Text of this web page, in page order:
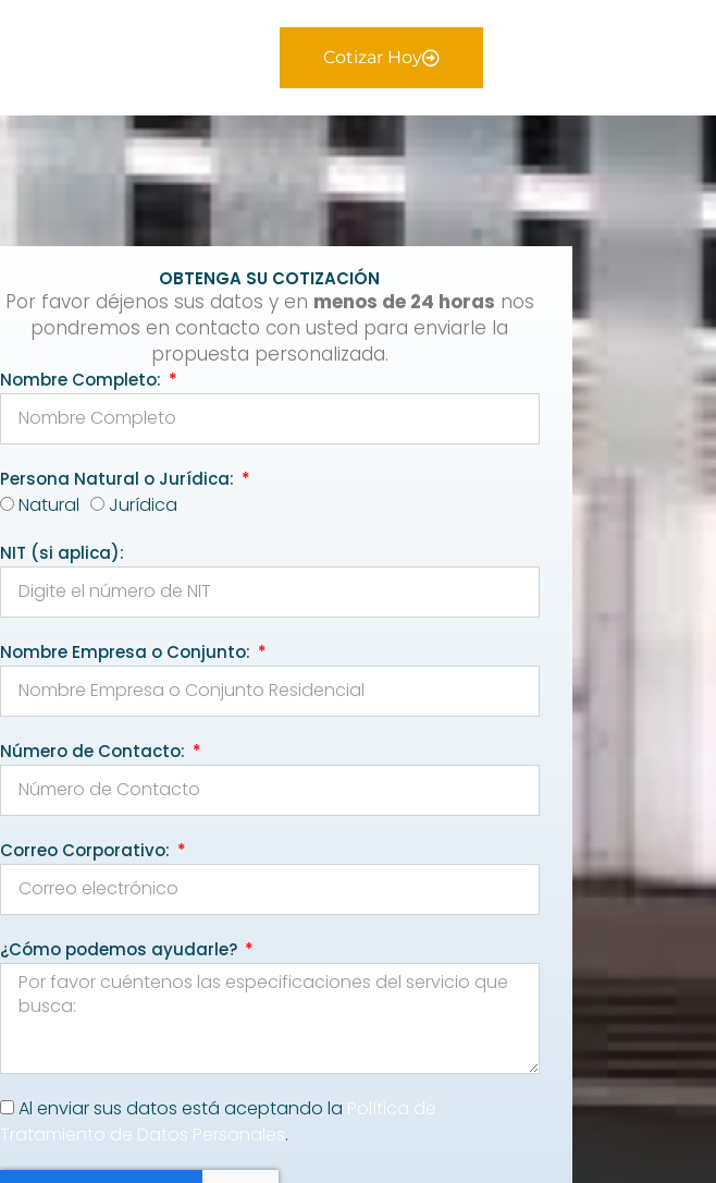
Cotizar Hoy
OBTENGA SU COTIZACIÓN
Por favor déjenos sus datos y en menos de 24 horas nos
pondremos en contacto con usted para enviarle la
propuesta personalizada.
Nombre Completo:
Persona Natural o Jurídica:
Natural Jurídica
NIT (si aplica):
Nombre Empresa o Conjunto:
Número de Contacto:
Correo Corporativo:
¿Cómo podemos ayudarle?
Al enviar sus datos está aceptando la Política de
Tratamiento de Datos Personales.